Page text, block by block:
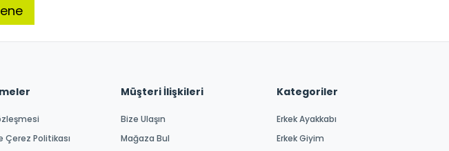
Çerez Politikası
Müşteri İlişkileri
Bize Ulaşın
Mağaza Bul
Kategoriler
Erkek Ayakkabı
Erkek Giyim